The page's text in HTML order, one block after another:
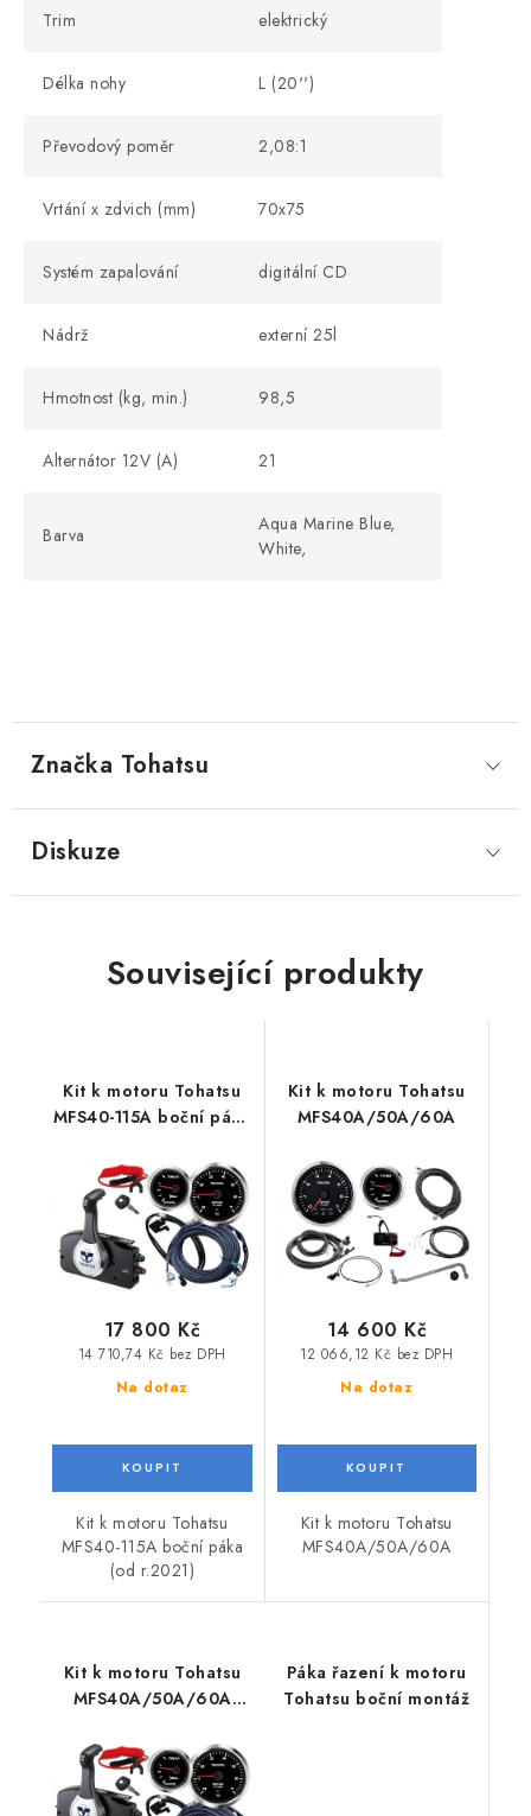
Trim elektrický
Délka nohy L (20'')
Převodový poměr 2,08:1
Vrtání x zdvich (mm) 70x75
Systém zapalování digitální CD
Nádrž externí 25l
Hmotnost (kg, min.) 98,5
Alternátor 12V (A) 21
Barva
Aqua Marine Blue,
White,
Značka Tohatsu
Diskuze
Související produkty
Kit k motoru Tohatsu
MFS40-115A boční páka
Na dotaz
14 710,74 Kč bez DPH
17 800 Kč
Kit k motoru Tohatsu
MFS40-115A boční páka
(od r.2021)
Kit k motoru Tohatsu
MFS40A/50A/60A
Na dotaz
12 066,12 Kč bez DPH
14 600 Kč
Kit k motoru Tohatsu
MFS40A/50A/60A
Kit k motoru Tohatsu
MFS40A/50A/60A
Páka řazení k motoru
Tohatsu boční montáž